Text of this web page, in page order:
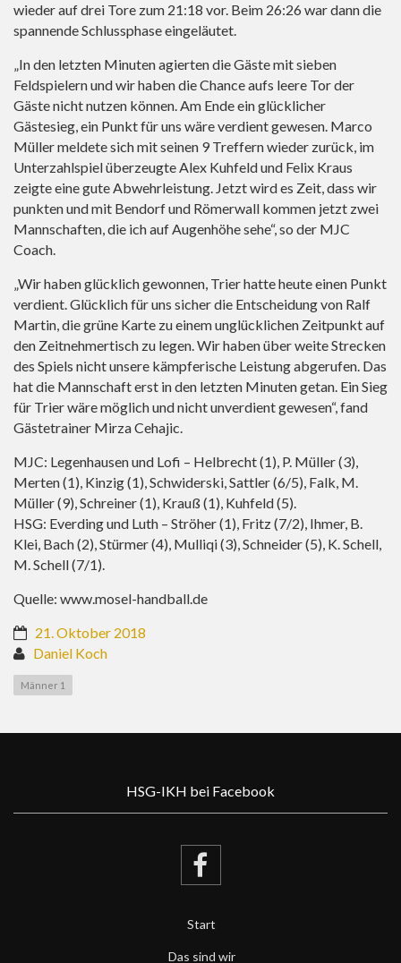
wieder auf drei Tore zum 21:18 vor. Beim 26:26 war dann die
spannende Schlussphase eingeläutet.
„In den letzten Minuten agierten die Gäste mit sieben
Feldspielern und wir haben die Chance aufs leere Tor der
Gäste nicht nutzen können. Am Ende ein glücklicher
Gästesieg, ein Punkt für uns wäre verdient gewesen. Marco
Müller meldete sich mit seinen 9 Treffern wieder zurück, im
Unterzahlspiel überzeugte Alex Kuhfeld und Felix Kraus
zeigte eine gute Abwehrleistung. Jetzt wird es Zeit, dass wir
punkten und mit Bendorf und Römerwall kommen jetzt zwei
Mannschaften, die ich auf Augenhöhe sehe“, so der MJC
Coach.
„Wir haben glücklich gewonnen, Trier hatte heute einen Punkt
verdient. Glücklich für uns sicher die Entscheidung von Ralf
Martin, die grüne Karte zu einem unglücklichen Zeitpunkt auf
den Zeitnehmertisch zu legen. Wir haben über weite Strecken
des Spiels nicht unsere kämpferische Leistung abgerufen. Das
hat die Mannschaft erst in den letzten Minuten getan. Ein Sieg
für Trier wäre möglich und nicht unverdient gewesen“, fand
Gästetrainer Mirza Cehajic.
MJC: Legenhausen und Lofi – Helbrecht (1), P. Müller (3),
Merten (1), Kinzig (1), Schwiderski, Sattler (6/5), Falk, M.
Müller (9), Schreiner (1), Krauß (1), Kuhfeld (5).
HSG: Everding und Luth – Ströher (1), Fritz (7/2), Ihmer, B.
Klei, Bach (2), Stürmer (4), Mulliqi (3), Schneider (5), K. Schell,
M. Schell (7/1).
Quelle: www.mosel-handball.de
21. Oktober 2018
Daniel Koch
Männer 1
HSG-IKH bei Facebook
Start
Das sind wir